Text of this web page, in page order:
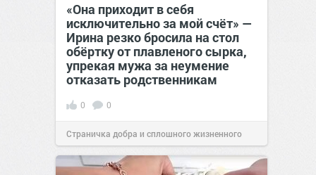
«Она приходит в себя
исключительно за мой счёт» —
Ирина резко бросила на стол
обёртку от плавленого сырка,
упрекая мужа за неумение
отказать родственникам
0 0
Страничка добра и сплошного жизненного
позитива!00:28Сегодня